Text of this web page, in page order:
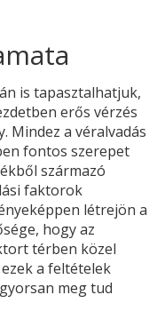
is tapasztalhatjuk,
erős vérzés
Mindez a véralvadás
fontos szerepet
származó
faktorok
létrejön a
hogy az
térben közel
a feltételek
meg tud